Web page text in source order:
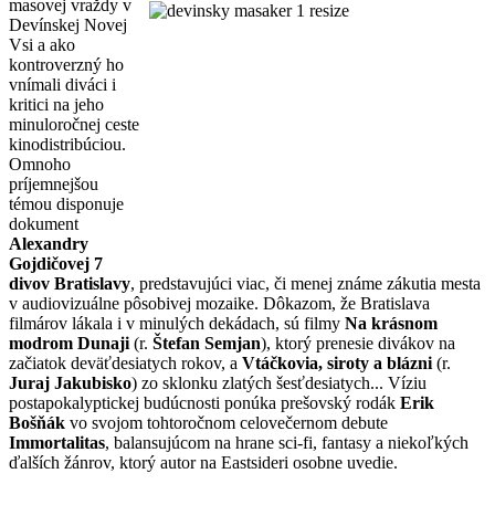
masovej vraždy v
Devínskej Novej
Vsi a ako
kontroverzný ho
vnímali diváci i
kritici na jeho
minuloročnej ceste
kinodistribúciou.
Omnoho
príjemnejšou
témou disponuje
dokument
Alexandry
Gojdičovej 7
divov Bratislavy, predstavujúci viac, či menej známe zákutia mesta
v audiovizuálne pôsobivej mozaike. Dôkazom, že Bratislava
filmárov lákala i v minulých dekádach, sú filmy Na krásnom
modrom Dunaji (r. Štefan Semjan), ktorý prenesie divákov na
začiatok deväťdesiatych rokov, a Vtáčkovia, siroty a blázni (r.
Juraj Jakubisko) zo sklonku zlatých šesťdesiatych... Víziu
postapokalyptickej budúcnosti ponúka prešovský rodák Erik
Bošňák vo svojom tohtoročnom celovečernom debute
Immortalitas, balansujúcom na hrane sci-fi, fantasy a niekoľkých
ďalších žánrov, ktorý autor na Eastsideri osobne uvedie.